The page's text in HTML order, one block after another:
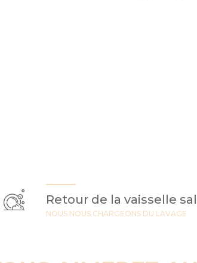
Retour de la vaisselle
NOUS NOUS CHARGEONS DU LAVAGE